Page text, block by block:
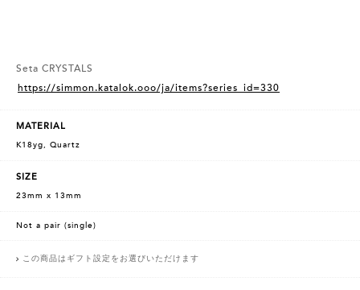
Seta CRYSTALS
https://simmon.katalok.ooo/ja/items?series_id=330
MATERIAL
K18yg, Quartz
SIZE
23mm x 13mm
Not a pair (single)
この商品はギフト設定をお選びいただけます